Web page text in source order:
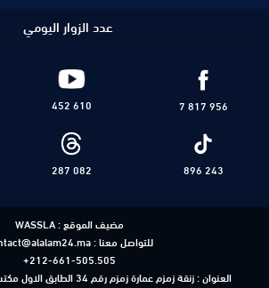
عدد الزوار اليومي
7 817 956
452 610
896 243
287 082
مضيف الموقع :WASSLA
للتواصل معنا :
+212-661-505.505
العنوان : زنقة زمزم عمارة زمزم رقم 34 الطابق الاول مكتب 23 القنيطرة المغرب